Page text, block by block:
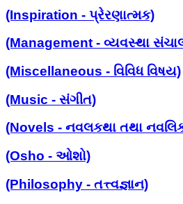
(Inspiration - પ્રેરણાત્મક)
(Management - વ્યવસ્થા
(Miscellaneous - વિવિધ વિષય)
(Music - સંગીત)
(Novels - નવલકથા તથા
(Osho - ઓશો)
(Philosophy - તત્ત્વજ્ઞાન)